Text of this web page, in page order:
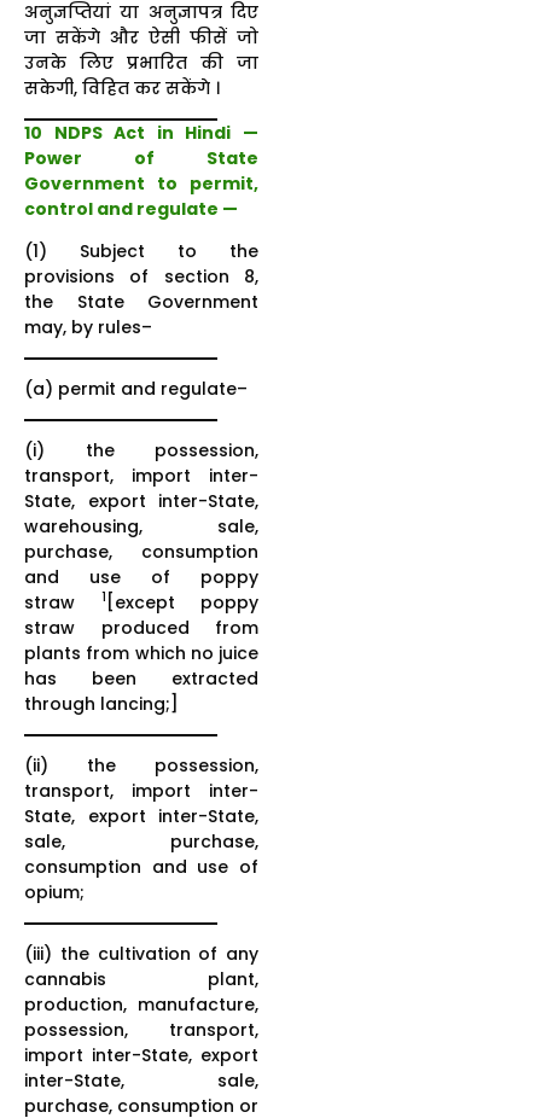
अनुज्ञप्तियां या अनुज्ञापत्र दिए
जा सकेंगे और ऐसी फीसें जो
उनके लिए प्रभारित की जा
सकेगी, विहित कर सकेंगे ।
10 NDPS Act in Hindi —
Power of State
Government to permit,
control and regulate —
(1) Subject to the
provisions of section 8,
the State Government
may, by rules–
(a) permit and regulate–
(i) the possession,
transport, import inter-
State, export inter-State,
warehousing, sale,
purchase, consumption
and use of poppy
straw
1 [except poppy
straw produced from
plants from which no juice
has been extracted
through lancing;]
(ii) the possession,
transport, import inter-
State, export inter-State,
sale, purchase,
consumption and use of
opium;
(iii) the cultivation of any
cannabis plant,
production, manufacture,
possession, transport,
import inter-State, export
inter-State, sale,
purchase, consumption or